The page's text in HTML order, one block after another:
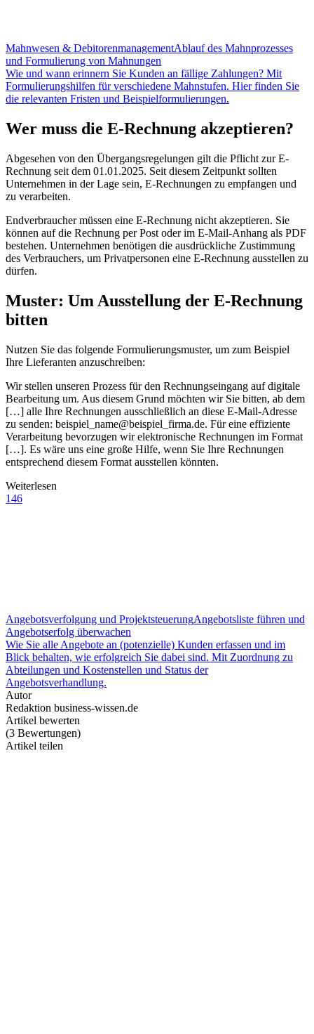
Mahnwesen & DebitorenmanagementAblauf des Mahnprozesses
und Formulierung von Mahnungen
Wie und wann erinnern Sie Kunden an fällige Zahlungen? Mit
Formulierungshilfen für verschiedene Mahnstufen. Hier finden Sie
die relevanten Fristen und Beispielformulierungen.
Wer muss die E-Rechnung akzeptieren?
Abgesehen von den Übergangsregelungen gilt die Pflicht zur E-
Rechnung seit dem 01.01.2025. Seit diesem Zeitpunkt sollten
Unternehmen in der Lage sein, E-Rechnungen zu empfangen und
zu verarbeiten.
Endverbraucher müssen eine E-Rechnung nicht akzeptieren. Sie
können auf die Rechnung per Post oder im E-Mail-Anhang als PDF
bestehen. Unternehmen benötigen die ausdrückliche Zustimmung
des Verbrauchers, um Privatpersonen eine E-Rechnung ausstellen zu
dürfen.
Muster: Um Ausstellung der E-Rechnung
bitten
Nutzen Sie das folgende Formulierungsmuster, um zum Beispiel
Ihre Lieferanten anzuschreiben:
Wir stellen unseren Prozess für den Rechnungseingang auf digitale
Bearbeitung um. Aus diesem Grund möchten wir Sie bitten, ab dem
[…] alle Ihre Rechnungen ausschließlich an diese E-Mail-Adresse
zu senden: beispiel_name@beispiel_firma.de. Für eine effiziente
Verarbeitung bevorzugen wir elektronische Rechnungen im Format
[…]. Es wäre uns eine große Hilfe, wenn Sie Ihre Rechnungen
entsprechend diesem Format ausstellen könnten.
Weiterlesen
146
Angebotsverfolgung und ProjektsteuerungAngebotsliste führen und
Angebotserfolg überwachen
Wie Sie alle Angebote an (potenzielle) Kunden erfassen und im
Blick behalten, wie erfolgreich Sie dabei sind. Mit Zuordnung zu
Abteilungen und Kostenstellen und Status der
Angebotsverhandlung.
Autor
Redaktion business-wissen.de
Artikel bewerten
(3 Bewertungen)
Artikel teilen